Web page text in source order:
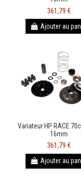
361,79 €
Ajouter au
Variateur HP RACE
16mm
361,79 €
Ajouter au